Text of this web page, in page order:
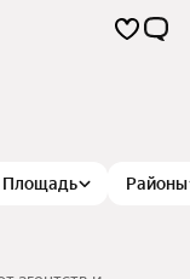
Площадь Районы